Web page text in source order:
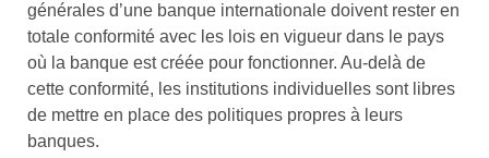
générales d’une banque internationale doivent rester en
totale conformité avec les lois en vigueur dans le pays
où la banque est créée pour fonctionner. Au-delà de
cette conformité, les institutions individuelles sont libres
de mettre en place des politiques propres à leurs
banques.